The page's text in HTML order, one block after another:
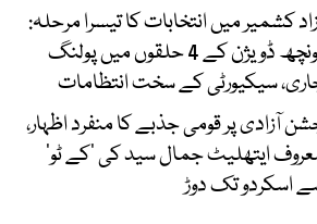
کشمیر میں انتخابات کا تیسرا مرحلہ:
پونچھ ڈویژن کے 4 حلقوں میں پولنگ
سیکیورٹی کے سخت انتظامات
آزادی پر قومی جذبے کا منفرد اظہار،
ایتھلیٹ جمال سید کی ’کے ٹو‘
اسکردو تک دوڑ